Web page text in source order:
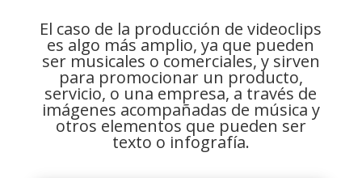
El caso de la producción de videoclips
es algo más amplio, ya que pueden
ser musicales o comerciales, y sirven
para promocionar un producto,
servicio, o una empresa, a través de
imágenes acompañadas de música y
otros elementos que pueden ser
texto o infografía.